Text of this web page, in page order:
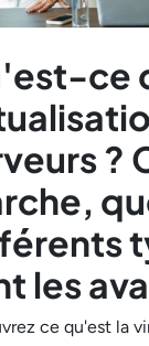
ce
?
les
ce qu'est la